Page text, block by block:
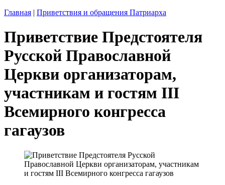
Главная | Приветствия и обращения Патриарха
Приветствие Предстоятеля
Русской Православной
Церкви организаторам,
участникам и гостям III
Всемирного конгресса
гагаузов